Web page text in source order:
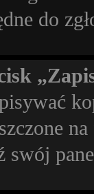
do
swój